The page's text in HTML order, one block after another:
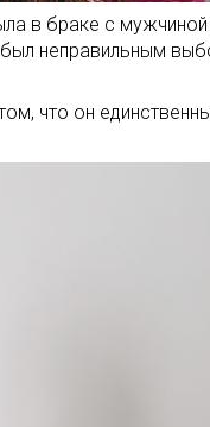
в браке с
неправильным
что он